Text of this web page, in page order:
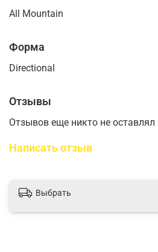
All Mountain
Форма
Directional
Отзывы
Отзывов еще никто не оставлял
Написать отзыв
Выбрать